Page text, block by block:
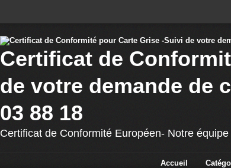
Certificat de
de votre demande de
03 88 18
Certificat de Conformité Européen- Notre
Accueil